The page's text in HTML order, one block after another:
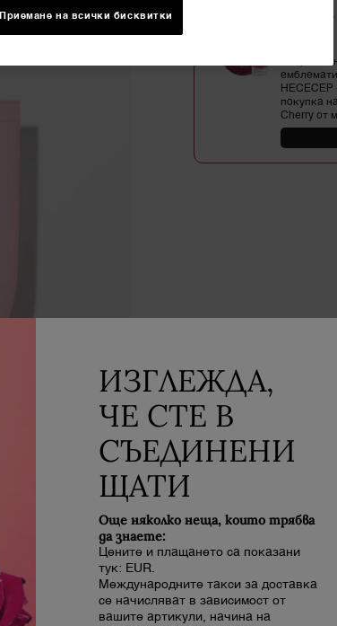
НОВИЯТ
Открийте
НЕСЕСЕР
покупка
Cherry от
Лесно отписване
Приемане на всички бисквитки
ИЗГЛЕЖДА,
ЧЕ СТЕ В
СЪЕДИНЕНИ
ЩАТИ
Още няколко неща, които трябва
да знаете:
Цените и плащането са показани
тук: EUR.
Международните такси за доставка
се начисляват в зависимост от
вашите артикули, начина на